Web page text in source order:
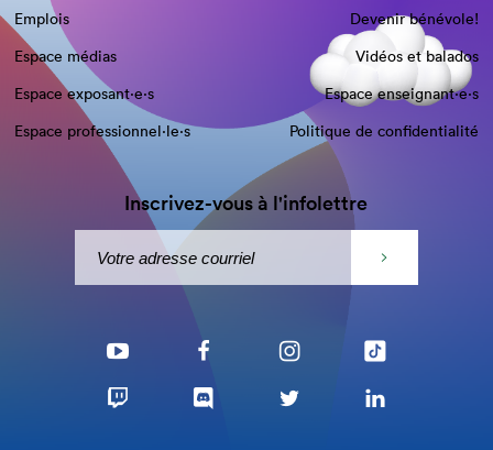
Emplois
Devenir bénévole!
Espace médias
Vidéos et balados
Espace exposant·e⋅s
Espace enseignant·e⋅s
Espace professionnel·le⋅s
Politique de confidentialité
Inscrivez-vous à l'infolettre